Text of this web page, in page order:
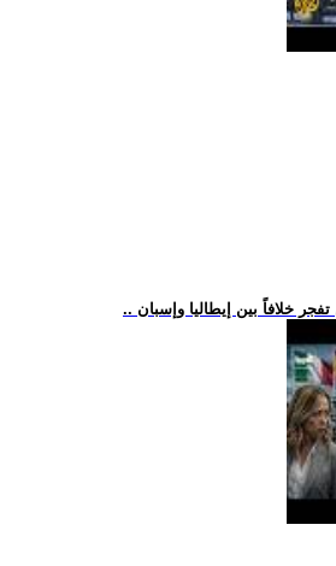
تفجر خلافاً بين إيطاليا وإسبان